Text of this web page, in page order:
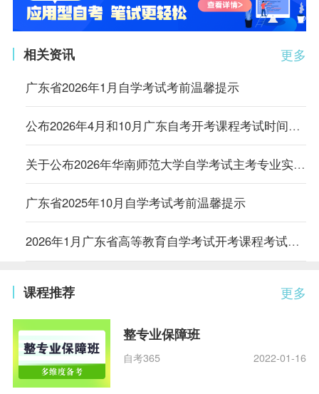
更多
相关资讯
广东省2026年1月自学考试考前温馨提示
公布2026年4月和10月广东自考开考课程考试时间安排和使用教材的通知
关于公布2026年华南师范大学自学考试主考专业实践性学习环节考核安排的通知
广东省2025年10月自学考试考前温馨提示
2026年1月广东省高等教育自学考试开考课程考试时间安排和使用教材的通知
更多
课程推荐
整专业保障班
自考365 2022-01-16